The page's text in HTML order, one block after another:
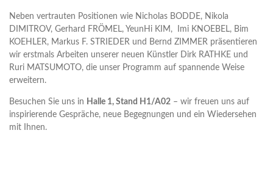
Neben vertrauten Positionen wie Nicholas BODDE, Nikola
DIMITROV, Gerhard FRÖMEL, YeunHi KIM, Imi KNOEBEL, Bim
KOEHLER, Markus F. STRIEDER und Bernd ZIMMER präsentieren
wir erstmals Arbeiten unserer neuen Künstler Dirk RATHKE und
Ruri MATSUMOTO, die unser Programm auf spannende Weise
erweitern.
Besuchen Sie uns in Halle 1, Stand H1/A02 – wir freuen uns auf
inspirierende Gespräche, neue Begegnungen und ein Wiedersehen
mit Ihnen.